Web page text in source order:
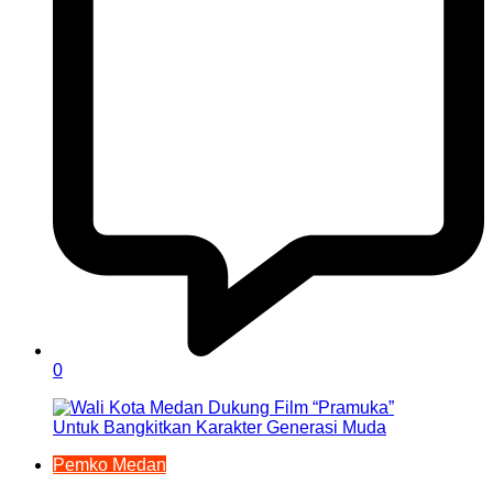
0
Pemko Medan